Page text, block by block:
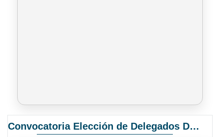
Convocatoria Elección de Delegados Docentes para el XIV Congreso Nacional de Universidades